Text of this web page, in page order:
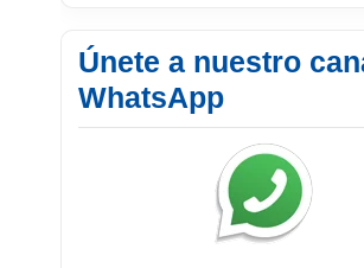
Únete a nuestro
WhatsApp